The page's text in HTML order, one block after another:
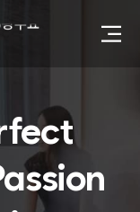
루
제약
단